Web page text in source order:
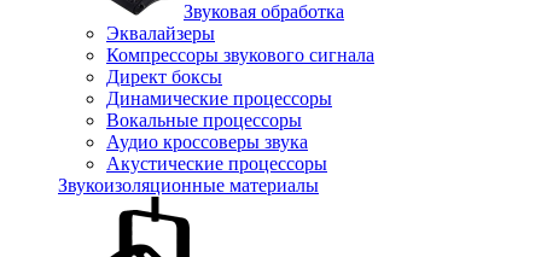
Звуковая обработка
Эквалайзеры
Компрессоры звукового сигнала
Директ боксы
Динамические процессоры
Вокальные процессоры
Аудио кроссоверы звука
Акустические процессоры
Звукоизоляционные материалы